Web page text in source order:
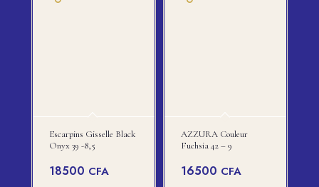
Escarpins Gisselle Black
Onyx 39 -8,5
18500 CFA
AZZURA Couleur
Fuchsia 42 – 9
16500 CFA